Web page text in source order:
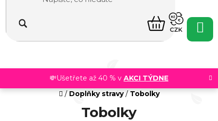
obsah
💸Ušetřete až 40 % v AKCI TÝDNE
NÁKUPNÍ
KOŠÍK
CZK
Domů
/ Doplňky stravy / Tobolky
Tobolky